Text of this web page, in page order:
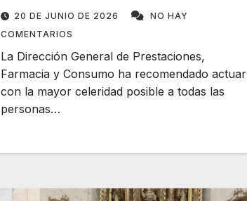
20 DE JUNIO DE 2026
NO HAY
COMENTARIOS
La Dirección General de Prestaciones,
Farmacia y Consumo ha recomendado actuar
con la mayor celeridad posible a todas las
personas…